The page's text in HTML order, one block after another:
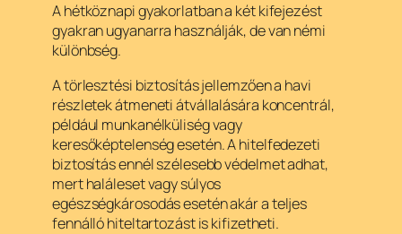
A hétköznapi gyakorlatban a két kifejezést
gyakran ugyanarra használják, de van némi
különbség.
A törlesztési biztosítás jellemzően a havi
részletek átmeneti átvállalására koncentrál,
például munkanélküliség vagy
keresőképtelenség esetén. A hitelfedezeti
biztosítás ennél szélesebb védelmet adhat,
mert haláleset vagy súlyos
egészségkárosodás esetén akár a teljes
fennálló hiteltartozást is kifizetheti.